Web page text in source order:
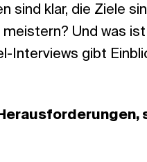
sind klar, die Ziele
meistern? Und was
Interviews gibt